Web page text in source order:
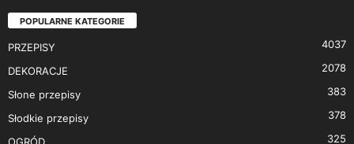
POPULARNE KATEGORIE
PRZEPISY 4037
DEKORACJE 2078
Słone przepisy 383
Słodkie przepisy 378
325